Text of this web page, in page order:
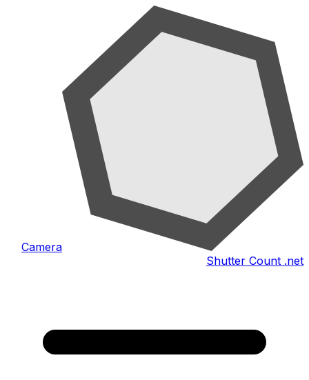
Camera
Shutter Count .net